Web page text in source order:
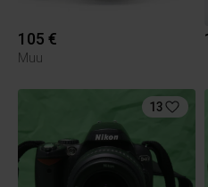
105 €
Muu
13